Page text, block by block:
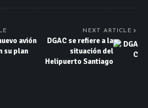
avión
su plan
NEXT ARTICLE
DGAC se refiere a la
situación del
Helipuerto Santiago